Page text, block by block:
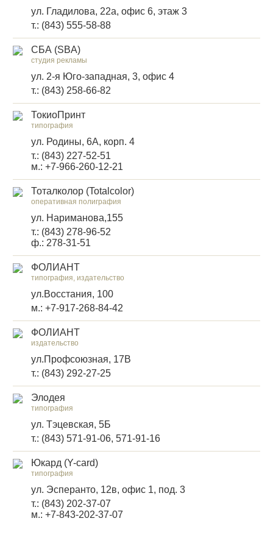
ул. Гладилова, 22а, офис 6, этаж 3
т.: (843) 555-58-88
СБА (SBA)
студия рекламы
ул. 2-я Юго-западная, 3, офис 4
т.: (843) 258-66-82
ТокиоПринт
типография
ул. Родины, 6А, корп. 4
т.: (843) 227-52-51
м.: +7-966-260-12-21
Тоталколор (Totalcolor)
оперативная полиграфия
ул. Нариманова,155
т.: (843) 278-96-52
ф.: 278-31-51
ФОЛИАНТ
типография, издательство
ул.Восстания, 100
м.: +7-917-268-84-42
ФОЛИАНТ
издательство
ул.Профсоюзная, 17В
т.: (843) 292-27-25
Элодея
типография
ул. Тэцевская, 5Б
т.: (843) 571-91-06, 571-91-16
Юкард (Y-card)
типография
ул. Эсперанто, 12в, офис 1, под. 3
т.: (843) 202-37-07
м.: +7-843-202-37-07